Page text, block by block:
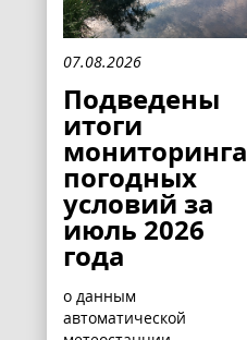
07.08.2026
Подведены
итоги
мониторинга
погодных
условий за
июль 2026
года
о данным
автоматической